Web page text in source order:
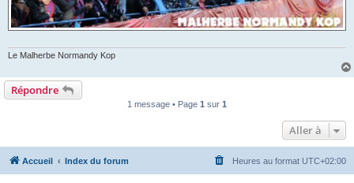
Le Malherbe Normandy Kop
Répondre
1 message • Page 1 sur 1
Aller à
Accueil Index du forum Heures au format UTC+02:00